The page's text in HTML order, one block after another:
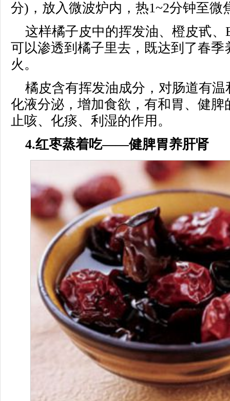
分)，放入微波炉内，热1~2分钟至微
这样橘子皮中的挥发油、橙皮甙
可以渗透到橘子里去，既达到了春
火。
橘皮含有挥发油成分，对肠道有
化液分泌，增加食欲，有和胃、健
止咳、化痰、利湿的作用。
4.红枣蒸着吃——健脾胃养肝肾